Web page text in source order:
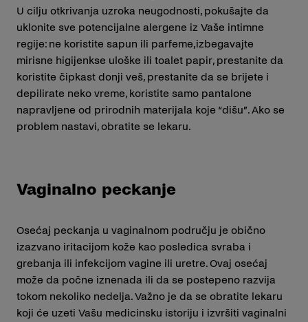
U cilju otkrivanja uzroka neugodnosti, pokušajte da
uklonite sve potencijalne alergene iz Vaše intimne
regije: ne koristite sapun ili parfeme,izbegavajte
mirisne higijenkse uloške ili toalet papir, prestanite da
koristite čipkast donji veš, prestanite da se brijete i
depilirate neko vreme, koristite samo pantalone
napravljene od prirodnih materijala koje “dišu”. Ako se
problem nastavi, obratite se lekaru.
Vaginalno peckanje
Osećaj peckanja u vaginalnom području je obično
izazvano iritacijom kože kao posledica svraba i
grebanja ili infekcijom vagine ili uretre. Ovaj osećaj
može da počne iznenada ili da se postepeno razvija
tokom nekoliko nedelja. Važno je da se obratite lekaru
koji će uzeti Vašu medicinsku istoriju i izvršiti vaginalni